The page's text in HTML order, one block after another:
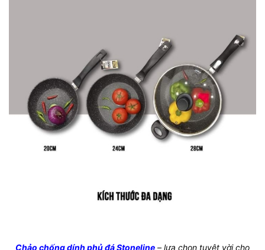
Chảo chống dính phủ đá Stoneline – lựa chọn tuyệt vời cho